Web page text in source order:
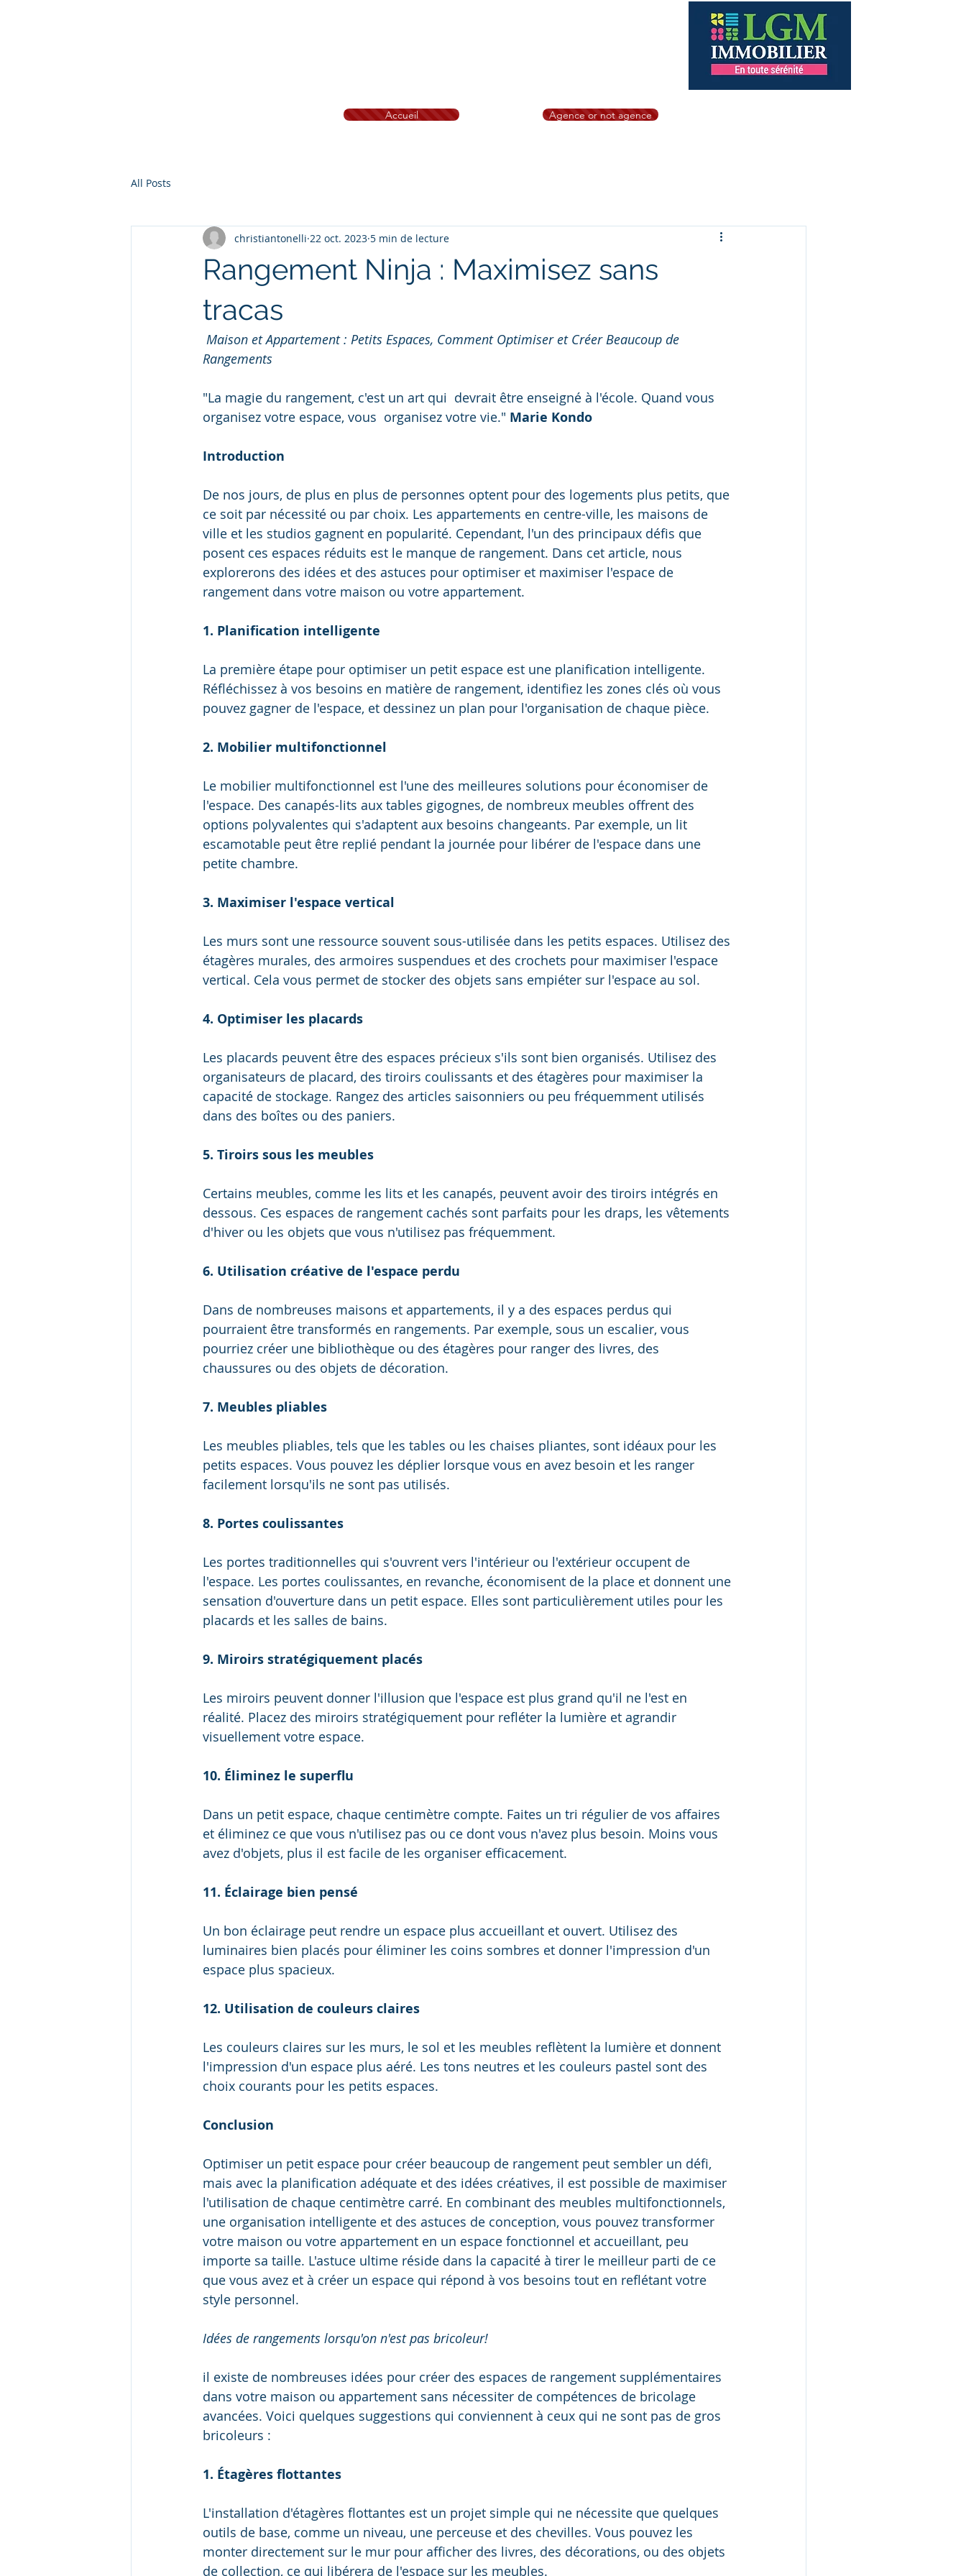
Accueil
Agence or not agence
All Posts
Rangement Ninja : Maximisez sans
tracas
christiantonelli 22 oct. 2023 5 min de lecture
Maison et Appartement : Petits Espaces, Comment Optimiser et Créer Beaucoup de
Rangements
"La magie du rangement, c'est un art qui  devrait être enseigné à l'école. Quand vous
organisez votre espace, vous  organisez votre vie." Marie Kondo
Introduction
De nos jours, de plus en plus de personnes optent pour des logements plus petits, que
ce soit par nécessité ou par choix. Les appartements en centre-ville, les maisons de
ville et les studios gagnent en popularité. Cependant, l'un des principaux défis que
posent ces espaces réduits est le manque de rangement. Dans cet article, nous
explorerons des idées et des astuces pour optimiser et maximiser l'espace de
rangement dans votre maison ou votre appartement.
1. Planification intelligente
La première étape pour optimiser un petit espace est une planification intelligente.
Réfléchissez à vos besoins en matière de rangement, identifiez les zones clés où vous
pouvez gagner de l'espace, et dessinez un plan pour l'organisation de chaque pièce.
2. Mobilier multifonctionnel
Le mobilier multifonctionnel est l'une des meilleures solutions pour économiser de
l'espace. Des canapés-lits aux tables gigognes, de nombreux meubles offrent des
options polyvalentes qui s'adaptent aux besoins changeants. Par exemple, un lit
escamotable peut être replié pendant la journée pour libérer de l'espace dans une
petite chambre.
3. Maximiser l'espace vertical
Les murs sont une ressource souvent sous-utilisée dans les petits espaces. Utilisez des
étagères murales, des armoires suspendues et des crochets pour maximiser l'espace
vertical. Cela vous permet de stocker des objets sans empiéter sur l'espace au sol.
4. Optimiser les placards
Les placards peuvent être des espaces précieux s'ils sont bien organisés. Utilisez des
organisateurs de placard, des tiroirs coulissants et des étagères pour maximiser la
capacité de stockage. Rangez des articles saisonniers ou peu fréquemment utilisés
dans des boîtes ou des paniers.
5. Tiroirs sous les meubles
Certains meubles, comme les lits et les canapés, peuvent avoir des tiroirs intégrés en
dessous. Ces espaces de rangement cachés sont parfaits pour les draps, les vêtements
d'hiver ou les objets que vous n'utilisez pas fréquemment.
6. Utilisation créative de l'espace perdu
Dans de nombreuses maisons et appartements, il y a des espaces perdus qui
pourraient être transformés en rangements. Par exemple, sous un escalier, vous
pourriez créer une bibliothèque ou des étagères pour ranger des livres, des
chaussures ou des objets de décoration.
7. Meubles pliables
Les meubles pliables, tels que les tables ou les chaises pliantes, sont idéaux pour les
petits espaces. Vous pouvez les déplier lorsque vous en avez besoin et les ranger
facilement lorsqu'ils ne sont pas utilisés.
8. Portes coulissantes
Les portes traditionnelles qui s'ouvrent vers l'intérieur ou l'extérieur occupent de
l'espace. Les portes coulissantes, en revanche, économisent de la place et donnent une
sensation d'ouverture dans un petit espace. Elles sont particulièrement utiles pour les
placards et les salles de bains.
9. Miroirs stratégiquement placés
Les miroirs peuvent donner l'illusion que l'espace est plus grand qu'il ne l'est en
réalité. Placez des miroirs stratégiquement pour refléter la lumière et agrandir
visuellement votre espace.
10. Éliminez le superflu
Dans un petit espace, chaque centimètre compte. Faites un tri régulier de vos affaires
et éliminez ce que vous n'utilisez pas ou ce dont vous n'avez plus besoin. Moins vous
avez d'objets, plus il est facile de les organiser efficacement.
11. Éclairage bien pensé
Un bon éclairage peut rendre un espace plus accueillant et ouvert. Utilisez des
luminaires bien placés pour éliminer les coins sombres et donner l'impression d'un
espace plus spacieux.
12. Utilisation de couleurs claires
Les couleurs claires sur les murs, le sol et les meubles reflètent la lumière et donnent
l'impression d'un espace plus aéré. Les tons neutres et les couleurs pastel sont des
choix courants pour les petits espaces.
Conclusion
Optimiser un petit espace pour créer beaucoup de rangement peut sembler un défi,
mais avec la planification adéquate et des idées créatives, il est possible de maximiser
l'utilisation de chaque centimètre carré. En combinant des meubles multifonctionnels,
une organisation intelligente et des astuces de conception, vous pouvez transformer
votre maison ou votre appartement en un espace fonctionnel et accueillant, peu
importe sa taille. L'astuce ultime réside dans la capacité à tirer le meilleur parti de ce
que vous avez et à créer un espace qui répond à vos besoins tout en reflétant votre
style personnel.
Idées de rangements lorsqu'on n'est pas bricoleur!
il existe de nombreuses idées pour créer des espaces de rangement supplémentaires
dans votre maison ou appartement sans nécessiter de compétences de bricolage
avancées. Voici quelques suggestions qui conviennent à ceux qui ne sont pas de gros
bricoleurs :
1. Étagères flottantes
L'installation d'étagères flottantes est un projet simple qui ne nécessite que quelques
outils de base, comme un niveau, une perceuse et des chevilles. Vous pouvez les
monter directement sur le mur pour afficher des livres, des décorations, ou des objets
de collection, ce qui libérera de l'espace sur les meubles.